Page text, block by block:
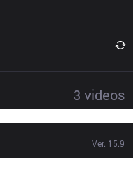
3 videos
Ver. 15.9